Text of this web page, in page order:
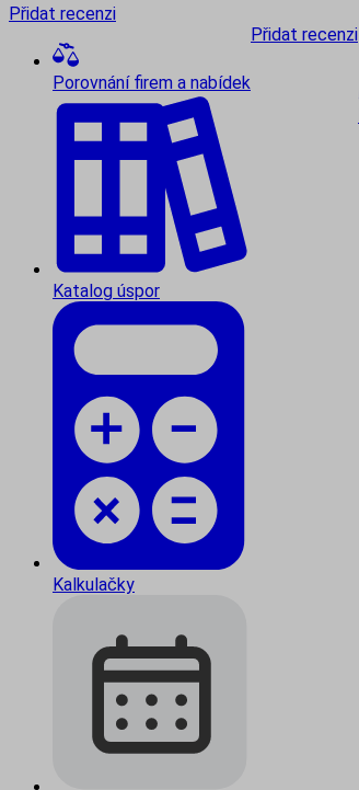
Přidat recenzi
Porovnání firem a nabídek
Katalog úspor
Kalkulačky
Přidat recenzi